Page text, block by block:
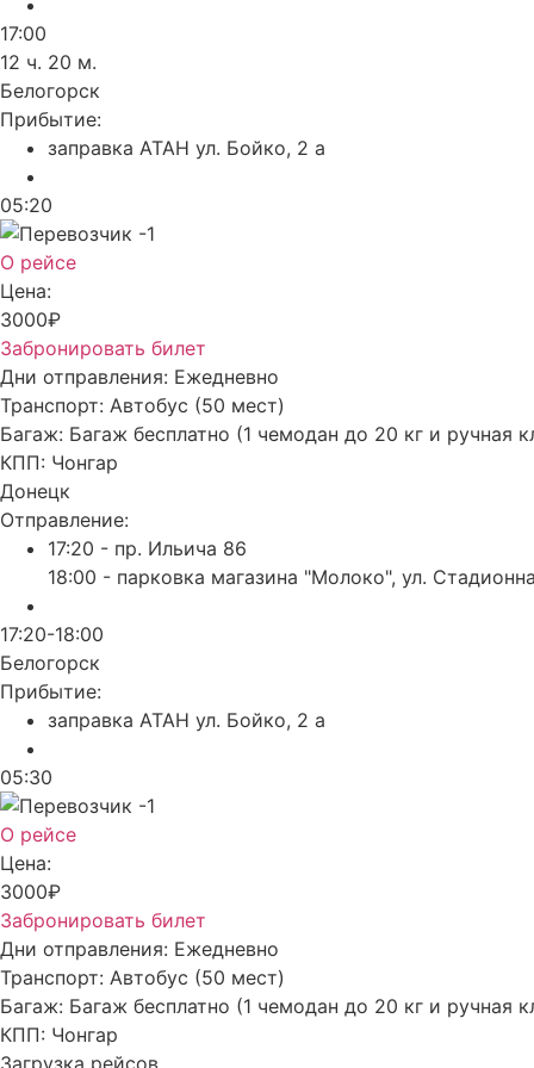
17:00
12 ч. 20 м.
Белогорск
Прибытие:
заправка АТАН ул. Бойко, 2 а
05:20
О рейсе
Цена:
3000₽
Забронировать билет
Дни отправления: Ежедневно
Транспорт: Автобус (50 мест)
Багаж: Багаж бесплатно (1 чемодан до 20 кг и ручная
КПП: Чонгар
Донецк
Отправление:
17:20 - пр. Ильича 86
18:00 - парковка магазина "Молоко", ул.
17:20-18:00
Белогорск
Прибытие:
заправка АТАН ул. Бойко, 2 а
05:30
О рейсе
Цена:
3000₽
Забронировать билет
Дни отправления: Ежедневно
Транспорт: Автобус (50 мест)
Багаж: Багаж бесплатно (1 чемодан до 20 кг и ручная
КПП: Чонгар
Загрузка рейсов...